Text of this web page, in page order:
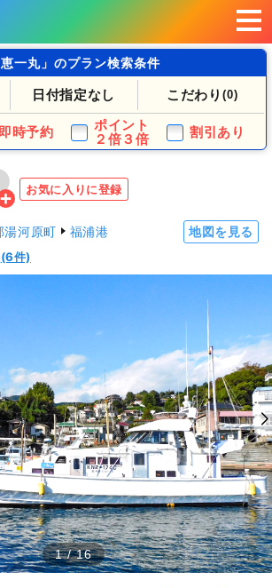
恵一丸」のプラン検索条件
日付指定なし こだわり (0)
即時予約
ポイント
２倍３倍
割引あり
お気に入りに登録
湯河原町 福浦港 地図を見る
(6件)
1/16